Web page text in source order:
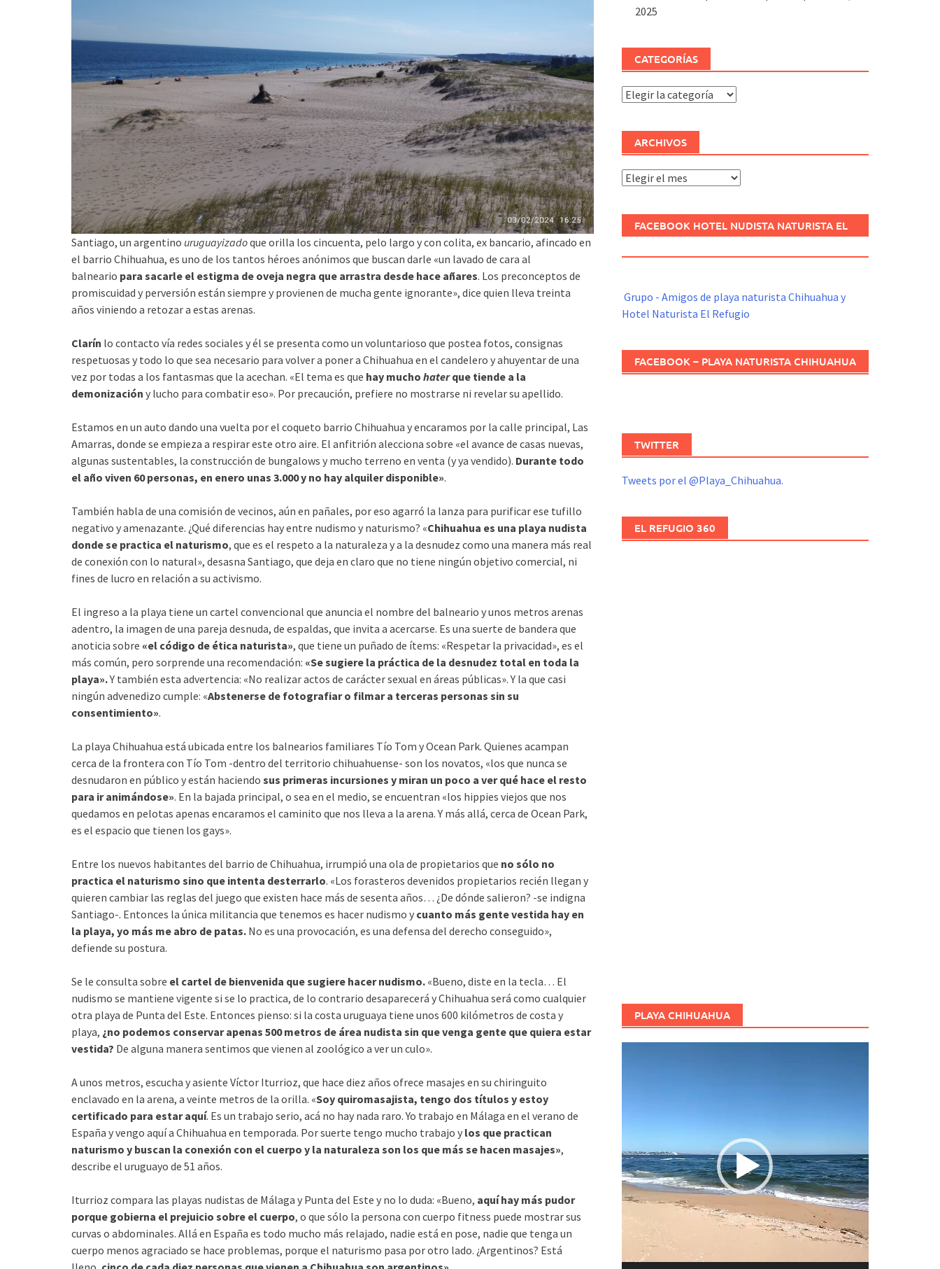
Santiago, un argentino uruguayizadoque orilla los cincuenta, pelo largo y con colita, ex bancario, afincado en
el barrio Chihuahua, es uno de los tantos héroes anónimos que buscan darle «un lavado de cara al
balneario para sacarle el estigma de oveja negra que arrastra desde hace añares. Los preconceptos de
promiscuidad y perversión están siempre y provienen de mucha gente ignorante», dice quien lleva treinta
años viniendo a retozar a estas arenas.
Clarín lo contacto vía redes sociales y él se presenta como un voluntarioso que postea fotos, consignas
respetuosas y todo lo que sea necesario para volver a poner a Chihuahua en el candelero y ahuyentar de una
vez por todas a los fantasmas que la acechan. «El tema es que hay mucho haterque tiende a la
demonización y lucho para combatir eso». Por precaución, prefiere no mostrarse ni revelar su apellido.
Estamos en un auto dando una vuelta por el coqueto barrio Chihuahua y encaramos por la calle principal, Las
Amarras, donde se empieza a respirar este otro aire. El anfitrión alecciona sobre «el avance de casas nuevas,
algunas sustentables, la construcción de bungalows y mucho terreno en venta (y ya vendido). Durante todo
el año viven 60 personas, en enero unas 3.000 y no hay alquiler disponible».
También habla de una comisión de vecinos, aún en pañales, por eso agarró la lanza para purificar ese tufillo
negativo y amenazante. ¿Qué diferencias hay entre nudismo y naturismo? «Chihuahua es una playa nudista
donde se practica el naturismo, que es el respeto a la naturaleza y a la desnudez como una manera más real
de conexión con lo natural», desasna Santiago, que deja en claro que no tiene ningún objetivo comercial, ni
fines de lucro en relación a su activismo.
El ingreso a la playa tiene un cartel convencional que anuncia el nombre del balneario y unos metros arenas
adentro, la imagen de una pareja desnuda, de espaldas, que invita a acercarse. Es una suerte de bandera que
anoticia sobre «el código de ética naturista», que tiene un puñado de ítems: «Respetar la privacidad», es el
más común, pero sorprende una recomendación: «Se sugiere la práctica de la desnudez total en toda la
playa».Y también esta advertencia: «No realizar actos de carácter sexual en áreas públicas». Y la que casi
ningún advenedizo cumple: «Abstenerse de fotografiar o filmar a terceras personas sin su
consentimiento».
La playa Chihuahua está ubicada entre los balnearios familiares Tío Tom y Ocean Park. Quienes acampan
cerca de la frontera con Tío Tom -dentro del territorio chihuahuense- son los novatos, «los que nunca se
desnudaron en público y están haciendo sus primeras incursiones y miran un poco a ver qué hace el resto
para ir animándose». En la bajada principal, o sea en el medio, se encuentran «los hippies viejos que nos
quedamos en pelotas apenas encaramos el caminito que nos lleva a la arena. Y más allá, cerca de Ocean Park,
es el espacio que tienen los gays».
Entre los nuevos habitantes del barrio de Chihuahua, irrumpió una ola de propietarios que no sólo no
practica el naturismo sino que intenta desterrarlo. «Los forasteros devenidos propietarios recién llegan y
quieren cambiar las reglas del juego que existen hace más de sesenta años… ¿De dónde salieron? -se indigna
Santiago-. Entonces la única militancia que tenemos es hacer nudismo y cuanto más gente vestida hay en
la playa, yo más me abro de patas. No es una provocación, es una defensa del derecho conseguido»,
defiende su postura.
Se le consulta sobre el cartel de bienvenida que sugiere hacer nudismo. «Bueno, diste en la tecla… El
nudismo se mantiene vigente si se lo practica, de lo contrario desaparecerá y Chihuahua será como cualquier
otra playa de Punta del Este. Entonces pienso: si la costa uruguaya tiene unos 600 kilómetros de costa y
playa, ¿no podemos conservar apenas 500 metros de área nudista sin que venga gente que quiera estar
vestida? De alguna manera sentimos que vienen al zoológico a ver un culo».
A unos metros, escucha y asiente Víctor Iturrioz, que hace diez años ofrece masajes en su chiringuito
enclavado en la arena, a veinte metros de la orilla. «Soy quiromasajista, tengo dos títulos y estoy
certificado para estar aquí. Es un trabajo serio, acá no hay nada raro. Yo trabajo en Málaga en el verano de
España y vengo aquí a Chihuahua en temporada. Por suerte tengo mucho trabajo y los que practican
naturismo y buscan la conexión con el cuerpo y la naturaleza son los que más se hacen masajes»,
describe el uruguayo de 51 años.
Iturrioz compara las playas nudistas de Málaga y Punta del Este y no lo duda: «Bueno, aquí hay más pudor
porque gobierna el prejuicio sobre el cuerpo, o que sólo la persona con cuerpo fitness puede mostrar sus
curvas o abdominales. Allá en España es todo mucho más relajado, nadie está en pose, nadie que tenga un
cuerpo menos agraciado se hace problemas, porque el naturismo pasa por otro lado. ¿Argentinos? Está
2025
CATEGORÍAS
Categorías
ARCHIVOS
Archivos
FACEBOOK HOTEL NUDISTA NATURISTA EL
Grupo - Amigos de playa naturista Chihuahua y
Hotel Naturista El Refugio
FACEBOOK – PLAYA NATURISTA CHIHUAHUA
TWITTER
Tweets por el @Playa_Chihuahua.
EL REFUGIO 360
PLAYA CHIHUAHUA